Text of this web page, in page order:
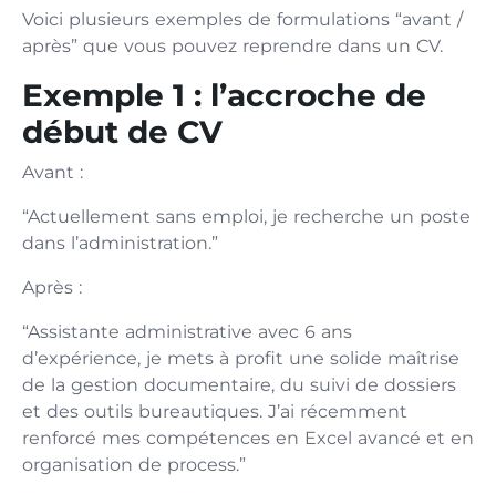
Voici plusieurs exemples de formulations “avant /
après” que vous pouvez reprendre dans un CV.
Exemple 1 : l’accroche de
début de CV
Avant :
“Actuellement sans emploi, je recherche un poste
dans l’administration.”
Après :
“Assistante administrative avec 6 ans
d’expérience, je mets à profit une solide maîtrise
de la gestion documentaire, du suivi de dossiers
et des outils bureautiques. J’ai récemment
renforcé mes compétences en Excel avancé et en
organisation de process.”